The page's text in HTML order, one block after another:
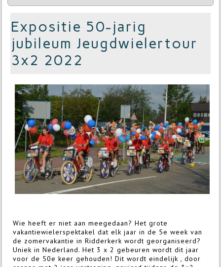
Expositie 50-jarig
jubileum Jeugdwielertour
3x2 2022
Wie heeft er niet aan meegedaan? Het grote
vakantiewielerspektakel dat elk jaar in de 5e week van
de zomervakantie in Ridderkerk wordt georganiseerd?
Uniek in Nederland. Het 3 x 2 gebeuren wordt dit jaar
voor de 50e keer gehouden! Dit wordt eindelijk , door